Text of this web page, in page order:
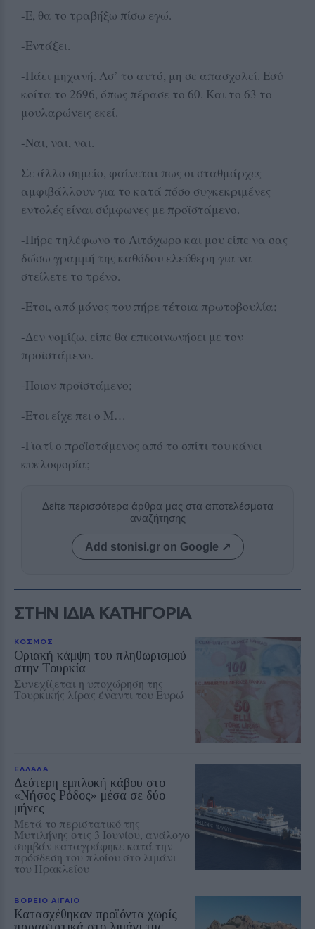
-Ε, θα το τραβήξω πίσω εγώ.
-Εντάξει.
-Πάει μηχανή. Ασ’ το αυτό, μη σε απασχολεί. Εσύ
κοίτα το 2696, όπως πέρασε το 60. Και το 63 το
μουλαρώνεις εκεί.
-Ναι, ναι, ναι.
Σε άλλο σημείο, φαίνεται πως οι σταθμάρχες
αμφιβάλλουν για το κατά πόσο συγκεκριμένες
εντολές είναι σύμφωνες με προϊστάμενο.
-Πήρε τηλέφωνο το Λιτόχωρο και μου είπε να σας
δώσω γραμμή της καθόδου ελεύθερη για να
στείλετε το τρένο.
-Ετσι, από μόνος του πήρε τέτοια πρωτοβουλία;
-Δεν νομίζω, είπε θα επικοινωνήσει με τον
προϊστάμενο.
-Ποιον προϊστάμενο;
-Ετσι είχε πει ο Μ…
-Γιατί ο προϊστάμενος από το σπίτι του κάνει
κυκλοφορία;
Δείτε περισσότερα άρθρα μας στα αποτελέσματα
αναζήτησης
Add stonisi.gr on Google ↗
ΣΤΗΝ ΙΔΙΑ ΚΑΤΗΓΟΡΙΑ
ΚΟΣΜΟΣ
Οριακή κάμψη του πληθωρισμού
στην Τουρκία
Συνεχίζεται η υποχώρηση της
Τουρκικής λίρας έναντι του Ευρώ
ΕΛΛΑΔΑ
Δεύτερη εμπλοκή κάβου στο
«Νήσος Ρόδος» μέσα σε δύο
μήνες
Μετά το περιστατικό της
Μυτιλήνης στις 3 Ιουνίου, ανάλογο
συμβάν καταγράφηκε κατά την
πρόσδεση του πλοίου στο λιμάνι
του Ηρακλείου
ΒΟΡΕΙΟ ΑΙΓΑΙΟ
Κατασχέθηκαν προϊόντα χωρίς